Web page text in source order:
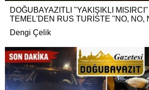
DOĞUBAYAZITLI "YAKIŞIKLI
TEMEL'DEN RUS TURİSTE "NO, NO,
Dengi Çelik